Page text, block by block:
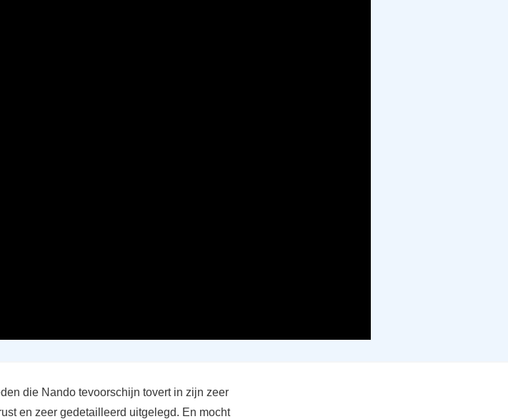
die Nando tevoorschijn tovert in zijn zeer
en zeer gedetailleerd uitgelegd. En mocht